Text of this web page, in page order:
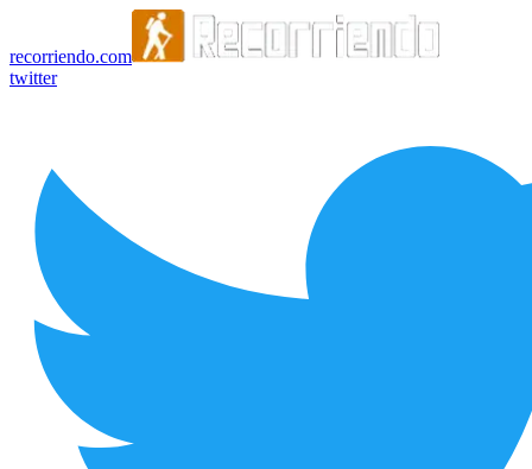
recorriendo.com
twitter